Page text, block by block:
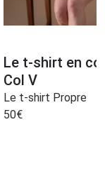
Le t-shirt en
Col V
Le t-shirt Propre
50€